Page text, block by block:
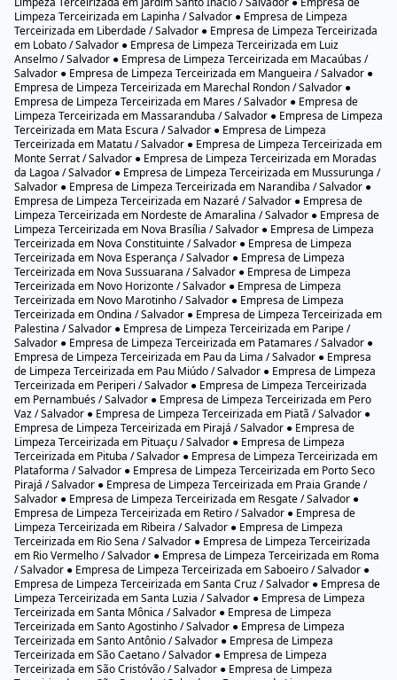
Salvador ● Empresa de Limpeza Terceirizada em Engenho Velho da
Federação / Salvador ● Empresa de Limpeza Terceirizada em Engenho
Velho de Brotas / Salvador ● Empresa de Limpeza Terceirizada em
Engomadeira / Salvador ● Empresa de Limpeza Terceirizada em Fazenda
Coutos / Salvador ● Empresa de Limpeza Terceirizada em Fazenda Grande
do Retiro / Salvador ● Empresa de Limpeza Terceirizada em Fazenda
Grande I / Salvador ● Empresa de Limpeza Terceirizada em Fazenda
Grande II / Salvador ● Empresa de Limpeza Terceirizada em Fazenda
Grande III / Salvador ● Empresa de Limpeza Terceirizada em Fazenda
Grande IV / Salvador ● Empresa de Limpeza Terceirizada em Federação /
Salvador ● Empresa de Limpeza Terceirizada em Garcia / Salvador ●
Empresa de Limpeza Terceirizada em Graça / Salvador ● Empresa de
Limpeza Terceirizada em Granjas Rurais Presidente Vargas / Salvador ●
Empresa de Limpeza Terceirizada em IAPI / Salvador ● Empresa de
Limpeza Terceirizada em Ilha de Bom Jesus dos Passos / Salvador ●
Empresa de Limpeza Terceirizada em Ilha de Maré / Salvador ● Empresa
de Limpeza Terceirizada em Ilha dos Frades / Salvador ● Empresa de
Limpeza Terceirizada em Imbuí / Salvador ● Empresa de Limpeza
Terceirizada em Itacaranha / Salvador ● Empresa de Limpeza Terceirizada
em Itaigara / Salvador ● Empresa de Limpeza Terceirizada em Itapuã /
Salvador ● Empresa de Limpeza Terceirizada em Itinga / Salvador ●
Empresa de Limpeza Terceirizada em Jaguaripe I / Salvador ● Empresa de
Limpeza Terceirizada em Jardim Armação / Salvador ● Empresa de
Limpeza Terceirizada em Jardim Cajazeiras / Salvador ● Empresa de
Limpeza Terceirizada em Jardim das Margaridas / Salvador ● Empresa de
Limpeza Terceirizada em Jardim Nova Esperança / Salvador ● Empresa de
Limpeza Terceirizada em Jardim Santo Inácio / Salvador ● Empresa de
Limpeza Terceirizada em Lapinha / Salvador ● Empresa de Limpeza
Terceirizada em Liberdade / Salvador ● Empresa de Limpeza Terceirizada
em Lobato / Salvador ● Empresa de Limpeza Terceirizada em Luiz
Anselmo / Salvador ● Empresa de Limpeza Terceirizada em Macaúbas /
Salvador ● Empresa de Limpeza Terceirizada em Mangueira / Salvador ●
Empresa de Limpeza Terceirizada em Marechal Rondon / Salvador ●
Empresa de Limpeza Terceirizada em Mares / Salvador ● Empresa de
Limpeza Terceirizada em Massaranduba / Salvador ● Empresa de Limpeza
Terceirizada em Mata Escura / Salvador ● Empresa de Limpeza
Terceirizada em Matatu / Salvador ● Empresa de Limpeza Terceirizada em
Monte Serrat / Salvador ● Empresa de Limpeza Terceirizada em Moradas
da Lagoa / Salvador ● Empresa de Limpeza Terceirizada em Mussurunga /
Salvador ● Empresa de Limpeza Terceirizada em Narandiba / Salvador ●
Empresa de Limpeza Terceirizada em Nazaré / Salvador ● Empresa de
Limpeza Terceirizada em Nordeste de Amaralina / Salvador ● Empresa de
Limpeza Terceirizada em Nova Brasília / Salvador ● Empresa de Limpeza
Terceirizada em Nova Constituinte / Salvador ● Empresa de Limpeza
Terceirizada em Nova Esperança / Salvador ● Empresa de Limpeza
Terceirizada em Nova Sussuarana / Salvador ● Empresa de Limpeza
Terceirizada em Novo Horizonte / Salvador ● Empresa de Limpeza
Terceirizada em Novo Marotinho / Salvador ● Empresa de Limpeza